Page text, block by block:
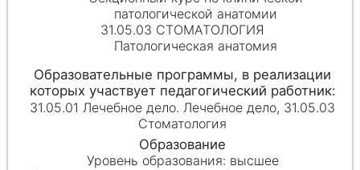
патологической анатомии
31.05.03 СТОМАТОЛОГИЯ
Патологическая анатомия
31.05.01 Лечебное дело. Лечебное дело, 31.05.03
Стоматология
высшее